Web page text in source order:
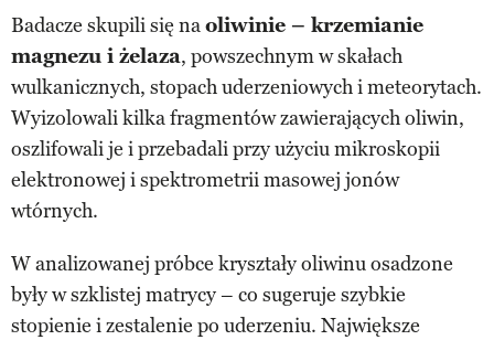
Badacze skupili się naoliwinie – krzemianie
magnezu i żelaza, powszechnym w skałach
wulkanicznych, stopach uderzeniowych i meteorytach.
Wyizolowali kilka fragmentów zawierających oliwin,
oszlifowali je i przebadali przy użyciu mikroskopii
elektronowej i spektrometrii masowej jonów
wtórnych.
W analizowanej próbce kryształy oliwinu osadzone
były w szklistej matrycy – co sugeruje szybkie
stopienie i zestalenie po uderzeniu. Największe